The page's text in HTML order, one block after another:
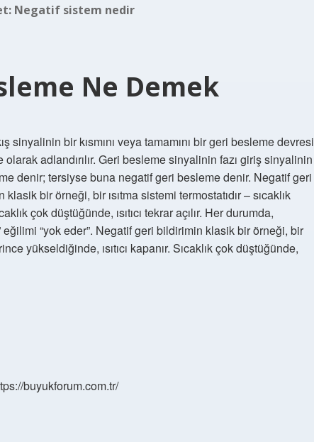
Negatif sistem nedir
Ne Demek
sinyalinin bir kısmını veya tamamını bir geri besleme devresi
adlandırılır. Geri besleme sinyalinin fazı giriş sinyalinin
denir; tersiyse buna negatif geri besleme denir. Negatif geri
bir örneği, bir ısıtma sistemi termostatıdır – sıcaklık
çok düştüğünde, ısıtıcı tekrar açılır. Her durumda,
“yok eder”. Negatif geri bildirimin klasik bir örneği, bir
yükseldiğinde, ısıtıcı kapanır. Sıcaklık çok düştüğünde,
buyukforum.com.tr/